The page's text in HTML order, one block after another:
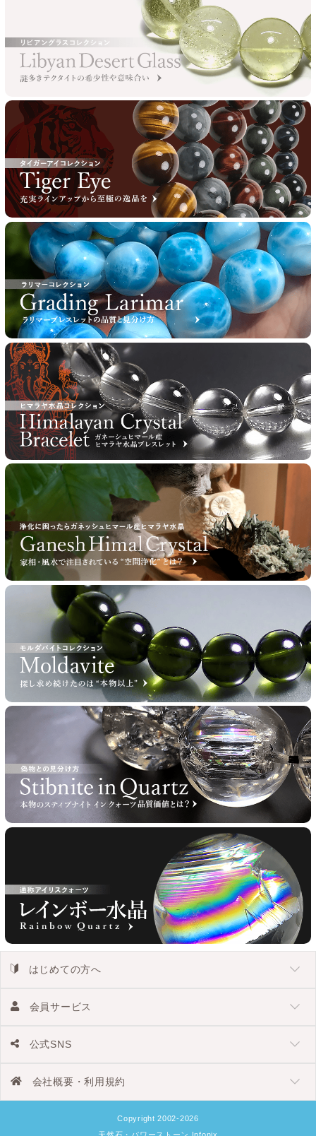
はじめての方へ
会員サービス
公式SNS
会社概要・利用規約
Copyright 2002-2026